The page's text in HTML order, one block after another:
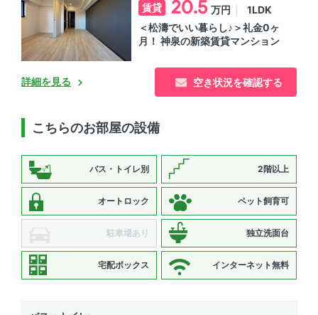
賃貸 20.5 万円
1LDK
＜松濤でいい暮らし♪＞礼金0ヶ
月！ 神泉の新築賃貸マンション
空き状況を確認する
詳細を見る
こちらのお部屋の設備
バス・トイレ別 2階以上
オートロック ペット飼育可
駐車場あり 独立洗面台
宅配ボックス インターネット無料